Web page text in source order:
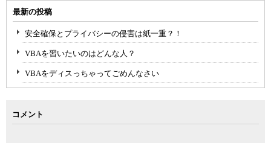
最新の投稿
安全確保とプライバシーの侵害は紙一重？！
VBAを習いたいのはどんな人？
VBAをディスっちゃってごめんなさい
コメント